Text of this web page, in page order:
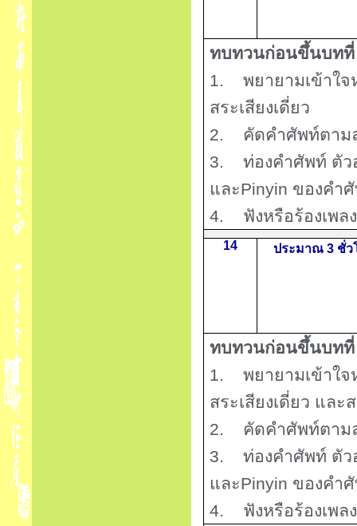
ทบทวนก่อนขึ้นบท
1.
พยายามเข้าใ
สระเสียงเดี่ยว
2.
คัดคำศัพท์ตาม
3.
ท่องคำศัพท์ ตั
และPinyin ของคำ
4.
ฟังหรือร้องเพล
14 ประมาณ 3 ชั่ว
ทบทวนก่อนขึ้นบท
1.
พยายามเข้าใ
สระเสียงเดี่ยว และ
2.
คัดคำศัพท์ตาม
3.
ท่องคำศัพท์ ตั
และPinyin ของคำ
4.
ฟังหรือร้องเพล